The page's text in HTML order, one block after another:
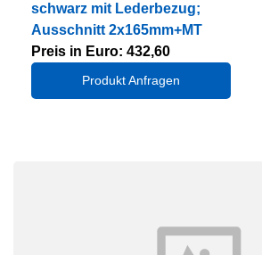
schwarz mit Lederbezug;
Ausschnitt 2x165mm+MT
Preis in Euro: 432,60
Produkt Anfragen